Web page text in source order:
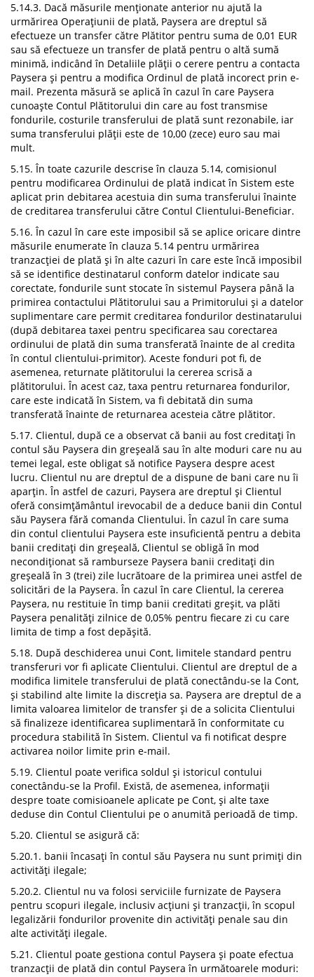
5.14.3. Dacă măsurile menționate anterior nu ajută la
urmărirea Operațiunii de plată, Paysera are dreptul să
efectueze un transfer către Plătitor pentru suma de 0,01 EUR
sau să efectueze un transfer de plată pentru o altă sumă
minimă, indicând în Detaliile plății o cerere pentru a contacta
Paysera și pentru a modifica Ordinul de plată incorect prin e-
mail. Prezenta măsură se aplică în cazul în care Paysera
cunoaște Contul Plătitorului din care au fost transmise
fondurile, costurile transferului de plată sunt rezonabile, iar
suma transferului plății este de 10,00 (zece) euro sau mai
mult.
5.15. În toate cazurile descrise în clauza 5.14, comisionul
pentru modificarea Ordinului de plată indicat în Sistem este
aplicat prin debitarea acestuia din suma transferului înainte
de creditarea transferului către Contul Clientului-Beneficiar.
5.16. În cazul în care este imposibil să se aplice oricare dintre
măsurile enumerate în clauza 5.14 pentru urmărirea
tranzacției de plată și în alte cazuri în care este încă imposibil
să se identifice destinatarul conform datelor indicate sau
corectate, fondurile sunt stocate în sistemul Paysera până la
primirea contactului Plătitorului sau a Primitorului și a datelor
suplimentare care permit creditarea fondurilor destinatarului
(după debitarea taxei pentru specificarea sau corectarea
ordinului de plată din suma transferată înainte de al credita
în contul clientului-primitor). Aceste fonduri pot fi, de
asemenea, returnate plătitorului la cererea scrisă a
plătitorului. În acest caz, taxa pentru returnarea fondurilor,
care este indicată în Sistem, va fi debitată din suma
transferată înainte de returnarea acesteia către plătitor.
5.17. Clientul, după ce a observat că banii au fost creditați în
contul său Paysera din greșeală sau în alte moduri care nu au
temei legal, este obligat să notifice Paysera despre acest
lucru. Clientul nu are dreptul de a dispune de bani care nu îi
aparțin. În astfel de cazuri, Paysera are dreptul și Clientul
oferă consimțământul irevocabil de a deduce banii din Contul
său Paysera fără comanda Clientului. În cazul în care suma
din contul clientului Paysera este insuficientă pentru a debita
banii creditați din greșeală, Clientul se obligă în mod
necondiționat să ramburseze Paysera banii creditați din
greșeală în 3 (trei) zile lucrătoare de la primirea unei astfel de
solicitări de la Paysera. În cazul în care Clientul, la cererea
Paysera, nu restituie în timp banii creditati greșit, va plăti
Paysera penalități zilnice de 0,05% pentru fiecare zi cu care
limita de timp a fost depășită.
5.18. După deschiderea unui Cont, limitele standard pentru
transferuri vor fi aplicate Clientului. Clientul are dreptul de a
modifica limitele transferului de plată conectându-se la Cont,
și stabilind alte limite la discreția sa. Paysera are dreptul de a
limita valoarea limitelor de transfer și de a solicita Clientului
să finalizeze identificarea suplimentară în conformitate cu
procedura stabilită în Sistem. Clientul va fi notificat despre
activarea noilor limite prin e-mail.
5.19. Clientul poate verifica soldul și istoricul contului
conectându-se la Profil. Există, de asemenea, informații
despre toate comisioanele aplicate pe Cont, și alte taxe
deduse din Contul Clientului pe o anumită perioadă de timp.
5.20. Clientul se asigură că:
5.20.1. banii încasați în contul său Paysera nu sunt primiți din
activități ilegale;
5.20.2. Clientul nu va folosi serviciile furnizate de Paysera
pentru scopuri ilegale, inclusiv acțiuni și tranzacții, în scopul
legalizării fondurilor provenite din activități penale sau din
alte activități ilegale.
5.21. Clientul poate gestiona contul Paysera și poate efectua
tranzacții de plată din contul Paysera în următoarele moduri: